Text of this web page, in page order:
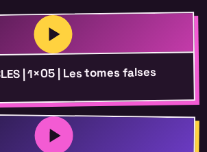
| 1×05 | Les tomes falses